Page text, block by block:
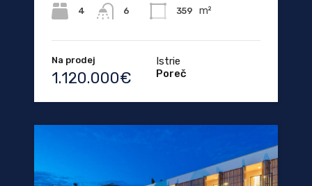
4 6 359 m²
Na prodej
1.120.000€
Istrie
Poreč